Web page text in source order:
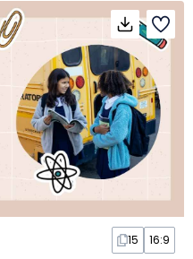
15 16:9